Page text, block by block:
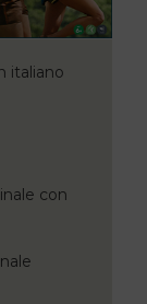
italiano
con